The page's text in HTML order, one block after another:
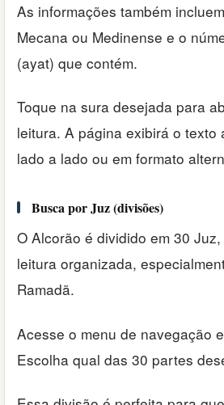
As informações também
Mecana ou Medinense e o
(ayat) que contém.
Toque na sura desejada para
leitura. A página exibirá o texto
lado a lado ou em formato
Busca por Juz (divisões)
O Alcorão é dividido em 30
leitura organizada,
Ramadã.
Acesse o menu de navegação
Escolha qual das 30 partes